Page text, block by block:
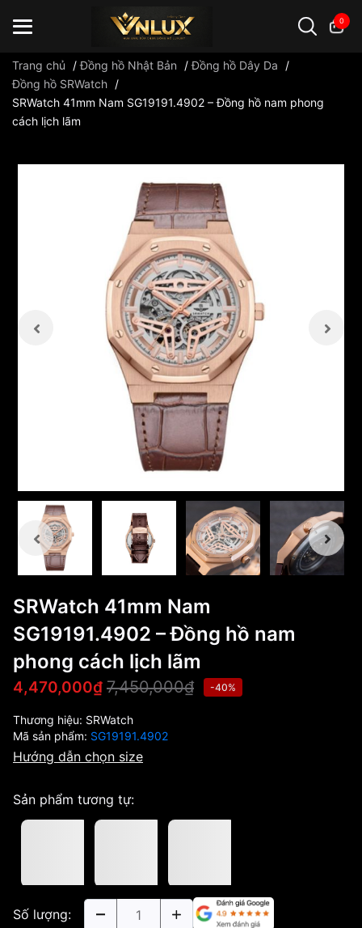
0
Đồng hồ casio đồng hồ G-Shock đồng hồ Orient ...
Trang chủ /Đồng hồ Nhật Bản /Đồng hồ Dây Da
/
Đồng hồ SRWatch /
SRWatch 41mm Nam SG19191.4902 – Đồng hồ nam phong
cách lịch lãm
SRWatch 41mm Nam
SG19191.4902 – Đồng hồ nam
phong cách lịch lãm
4,470,000₫ 7,450,000₫ -40%
Thương hiệu: SRWatch
Mã sản phẩm: SG19191.4902
Hướng dẫn chọn size
Sản phẩm tương tự:
Số lượng: